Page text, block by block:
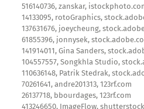
516140736, zanskar,
14133095, rotoGraphics,
137631676, joeycheung,
61855396, jonnysek,
141914011, Gina Sanders,
104557557, Songkhla Studio,
110636148, Patrik Stedrak,
70261641, andre201313, 123rf.com
26137718, bbourdages, 123rf.com
413246650, ImageFlow,